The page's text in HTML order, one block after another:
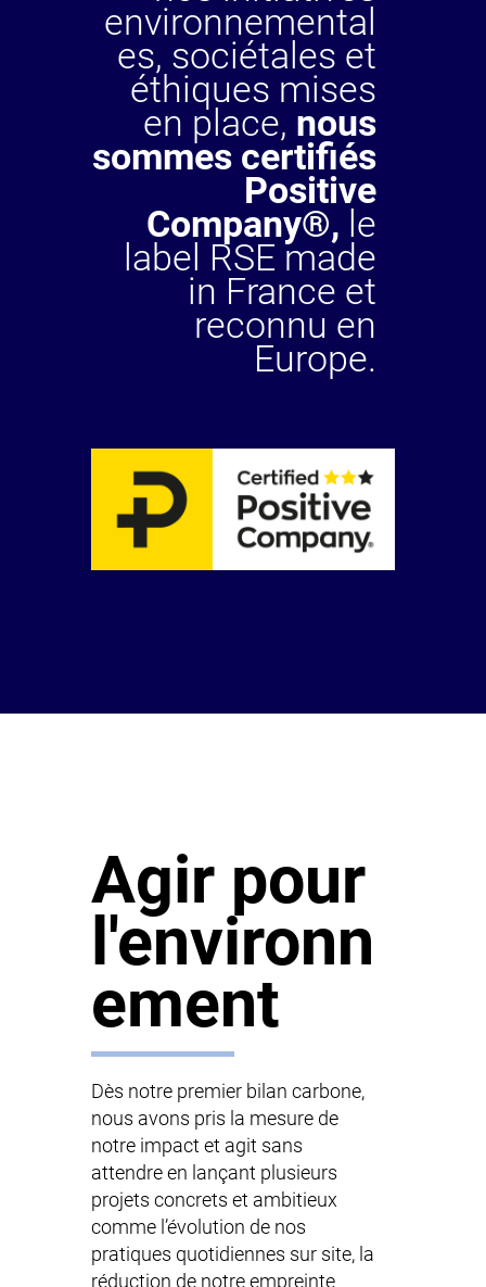
environnemental
es, sociétales et
éthiques mises
en place, nous
sommes certifiés
Positive
Company®, le
label RSE made
in France et
reconnu en
Europe.
Agir pour
l'environn
ement
Dès notre premier bilan carbone,
nous avons pris la mesure de
notre impact et agit sans
attendre en lançant plusieurs
projets concrets et ambitieux
comme l’évolution de nos
pratiques quotidiennes sur site, la
réduction de notre empreinte